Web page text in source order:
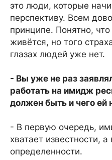
это люди, которые
перспективу. Всем
принципе. Понятно,
живётся, но того
глазах людей уже нет.
- Вы уже не раз
работать на имидж
должен быть и чего ей
- В первую очередь,
хватает известности,
определенности.